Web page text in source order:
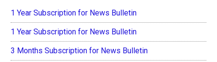
1 Year Subscription for News Bulletin
1 Year Subscription for News Bulletin
3 Months Subscription for News Bulletin